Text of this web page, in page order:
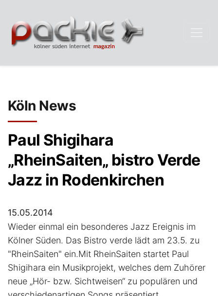
Köln News
Paul Shigihara
„RheinSaiten„ bistro Verde
Jazz in Rodenkirchen
15.05.2014
Wieder einmal ein besonderes Jazz Ereignis im
Kölner Süden. Das Bistro verde lädt am 23.5. zu
"RheinSaiten" ein.Mit RheinSaiten startet Paul
Shigihara ein Musikprojekt, welches dem Zuhörer
neue „Hör- bzw. Sichtweisen“ zu populären und